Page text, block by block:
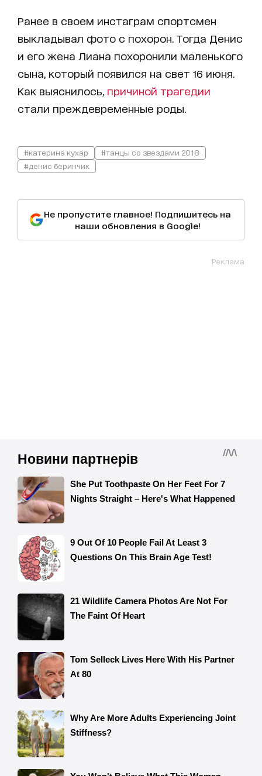
Ранее в своем инстаграм спортсмен
выкладывал фото с похорон. Тогда Денис
и его жена Лиана похоронили маленького
сына, который появился на свет 16 июня.
Как выяснилось, причиной трагедии
стали преждевременные роды.
#катерина кухар
#танцы со звездами 2018
#денис беринчик
Не пропустите главное! Подпишитесь на
наши обновления в Google!
Реклама